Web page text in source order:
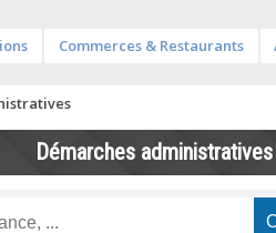
Commerces & Restaurants
Démarches administratives